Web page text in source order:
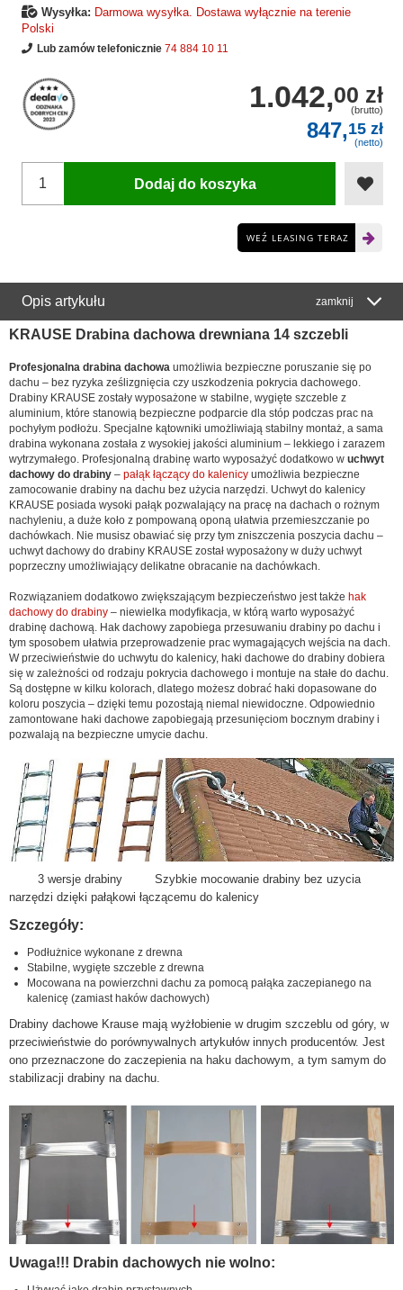
Wysyłka: Darmowa wysyłka. Dostawa wyłącznie na terenie
Polski
Lub zamów telefonicznie 74 884 10 11
1.042,00 zł
(brutto)
847,15 zł
(netto)
Dodaj do koszyka
WEŹ LEASING TERAZ
Opis artykułu zamknij
KRAUSE Drabina dachowa drewniana 14 szczebli
Profesjonalna drabina dachowa umożliwia bezpieczne poruszanie się po
dachu – bez ryzyka ześlizgnięcia czy uszkodzenia pokrycia dachowego.
Drabiny KRAUSE zostały wyposażone w stabilne, wygięte szczeble z
aluminium, które stanowią bezpieczne podparcie dla stóp podczas prac na
pochyłym podłożu. Specjalne kątowniki umożliwiają stabilny montaż, a sama
drabina wykonana została z wysokiej jakości aluminium – lekkiego i zarazem
wytrzymałego. Profesjonalną drabinę warto wyposażyć dodatkowo w uchwyt
dachowy do drabiny – pałąk łączący do kalenicy umożliwia bezpieczne
zamocowanie drabiny na dachu bez użycia narzędzi. Uchwyt do kalenicy
KRAUSE posiada wysoki pałąk pozwalający na pracę na dachach o rożnym
nachyleniu, a duże koło z pompowaną oponą ułatwia przemieszczanie po
dachówkach. Nie musisz obawiać się przy tym zniszczenia poszycia dachu –
uchwyt dachowy do drabiny KRAUSE został wyposażony w duży uchwyt
poprzeczny umożliwiający delikatne obracanie na dachówkach.
Rozwiązaniem dodatkowo zwiększającym bezpieczeństwo jest także hak
dachowy do drabiny – niewielka modyfikacja, w którą warto wyposażyć
drabinę dachową. Hak dachowy zapobiega przesuwaniu drabiny po dachu i
tym sposobem ułatwia przeprowadzenie prac wymagających wejścia na dach.
W przeciwieństwie do uchwytu do kalenicy, haki dachowe do drabiny dobiera
się w zależności od rodzaju pokrycia dachowego i montuje na stałe do dachu.
Są dostępne w kilku kolorach, dlatego możesz dobrać haki dopasowane do
koloru poszycia – dzięki temu pozostają niemal niewidoczne. Odpowiednio
zamontowane haki dachowe zapobiegają przesunięciom bocznym drabiny i
pozwalają na bezpieczne umycie dachu.
3 wersje drabiny Szybkie mocowanie drabiny bez uzycia
narzędzi dzięki pałąkowi łączącemu do kalenicy
Szczegóły:
Podłużnice wykonane z drewna
Stabilne, wygięte szczeble z drewna
Mocowana na powierzchni dachu za pomocą pałąka zaczepianego na
kalenicę (zamiast haków dachowych)
Drabiny dachowe Krause mają wyżłobienie w drugim szczeblu od góry, w
przeciwieństwie do porównywalnych artykułów innych producentów. Jest
ono przeznaczone do zaczepienia na haku dachowym, a tym samym do
stabilizacji drabiny na dachu.
Uwaga!!! Drabin dachowych nie wolno: